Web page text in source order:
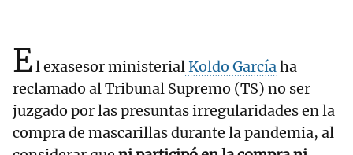
El exasesor ministerialKoldo Garcíaha
reclamado al Tribunal Supremo (TS) no ser
juzgado por las presuntas irregularidades en la
compra de mascarillas durante la pandemia, al